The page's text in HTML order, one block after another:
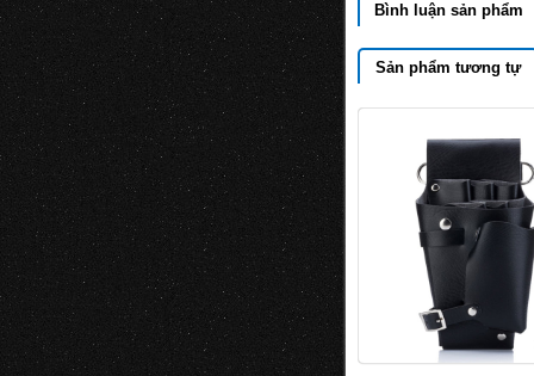
Bình luận sản phẩm
Sản phẩm tương tự